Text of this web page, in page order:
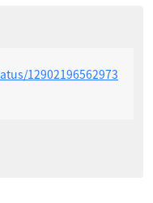
12902196562973